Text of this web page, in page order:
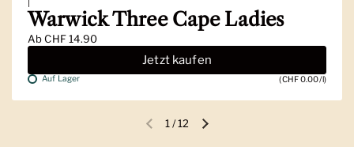
Warwick Three Cape Ladies
AbCHF 14.90
Jetzt kaufen
Auf Lager (CHF 0.00/l)
Vorherige FolieNächste Folie
1/12